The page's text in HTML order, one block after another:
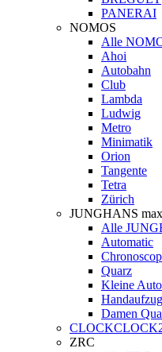
PANERAI
NOMOS
Alle
Ahoi
Autobahn
Club
Lambda
Ludwig
Metro
Minimatik
Orion
Tangente
Tetra
Zürich
JUNGHANS
Alle
Automatic
Quarz
Kleine
Handaufzug
Damen
ZRC